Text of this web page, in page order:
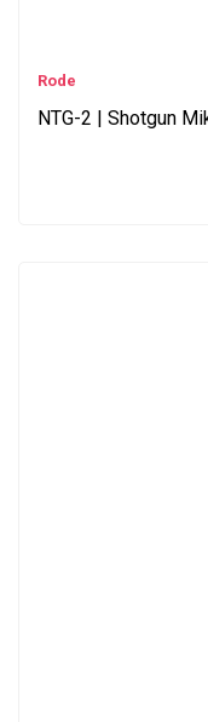
Rode
NTG-2 | Shotgun